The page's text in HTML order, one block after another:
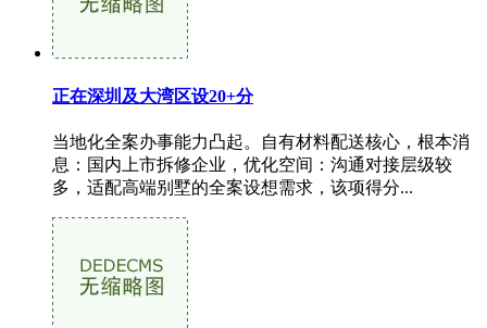
正在深圳及大湾区设20+分
当地化全案办事能力凸起。自有材料配送核心，根本消
息：国内上市拆修企业，优化空间：沟通对接层级较
多，适配高端别墅的全案设想需求，该项得分...